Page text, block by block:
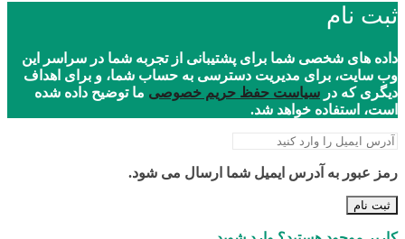
ثبت نام
داده های شخصی شما برای پشتیبانی از تجربه شما در سراسر این
وب سایت، برای مدیریت دسترسی به حساب شما، و برای اهداف
دیگری که در سیاست حفظ حریم خصوصی ما توضیح داده شده
است، استفاده خواهد شد.
رمز عبور به آدرس ایمیل شما ارسال می شود.
ثبت نام